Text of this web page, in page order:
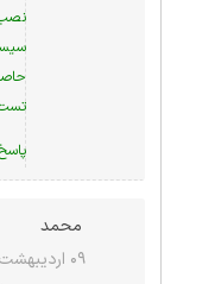
محمد
۰۹ اردیبهشت ۱۳۹۳